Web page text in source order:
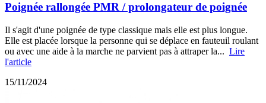
Poignée rallongée PMR / prolongateur de poignée
Il s'agit d'une poignée de type classique mais elle est plus longue.
Elle est placée lorsque la personne qui se déplace en fauteuil roulant
ou avec une aide à la marche ne parvient pas à attraper la... Lire
l'article
15/11/2024